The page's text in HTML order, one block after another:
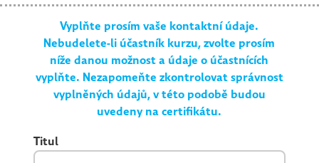
Vyplňte prosím vaše kontaktní údaje.
Nebudelete-li účastník kurzu, zvolte prosím
níže danou možnost a údaje o účastnících
vyplňte. Nezapomeňte zkontrolovat správnost
vyplněných údajů, v této podobě budou
uvedeny na certifikátu.
Titul